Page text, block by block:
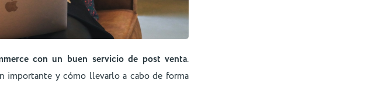
con un buen servicio de post venta.
importante y cómo llevarlo a cabo de forma